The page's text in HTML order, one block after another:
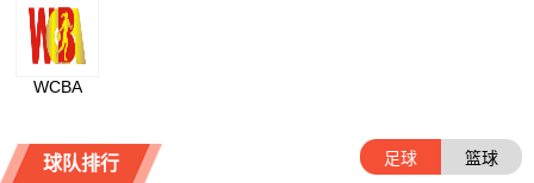
WCBA
球队排行 足球 篮球